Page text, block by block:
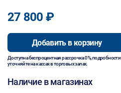
27 800 ₽
Добавить в корзину
Доступна беспроцентная рассрочка 0%, подробности
уточняйте на кассах в торговых залах.
Наличие в магазинах